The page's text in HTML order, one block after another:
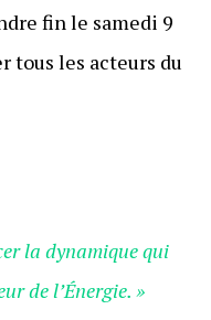
fin le samedi 9
tous les acteurs du
la dynamique qui
de l’Énergie. »